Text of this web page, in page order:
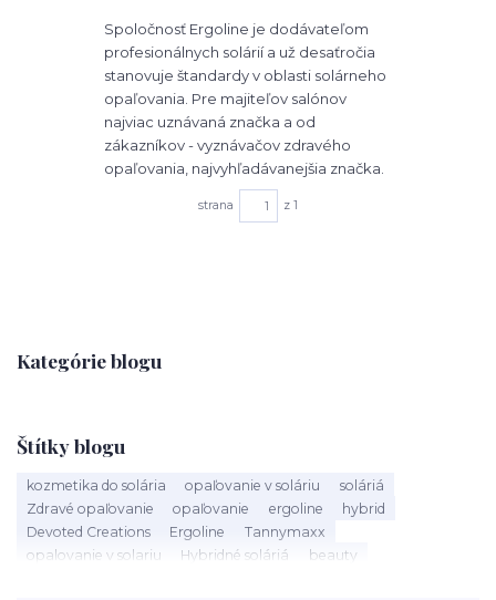
Kategórie blogu
Štítky blogu
kozmetika do solária opaľovanie v soláriu
soláriá
Zdravé opaľovanie
opaľovanie ergoline
hybrid
Devoted Creations
Ergoline
Tannymaxx
opalovanie v solariu
Hybridné soláriá
beauty
Spoločnosť Ergoline je dodávateľom
profesionálnych solárií a už desaťročia
stanovuje štandardy v oblasti solárneho
opaľovania. Pre majiteľov salónov
najviac uznávaná značka a od
zákazníkov - vyznávačov zdravého
opaľovania, najvyhľadávanejšia značka.
strana z 1